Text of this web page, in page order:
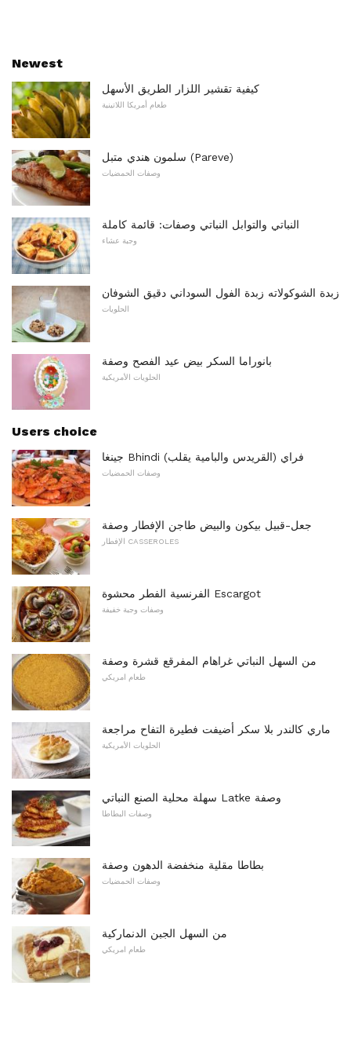
Newest
كيفية تقشير اللزار الطريق الأسهل
طعام أمريكا اللاتينية
سلمون هندي متبل (Pareve)
وصفات الحمضيات
النباتي والتوابل النباتي وصفات: قائمة كاملة
وجبة عشاء
زبدة الشوكولاته زبدة الفول السوداني دقيق الشوفان
الحلويات
بانوراما السكر بيض عيد الفصح وصفة
الحلويات الأمريكية
Users choice
جينغا Bhindi فراي (القريدس والبامية يقلب)
وصفات الحمضيات
جعل-قبيل بيكون والبيض طاجن الإفطار وصفة
الإفطار CASSEROLES
الفرنسية الفطر محشوة Escargot
وصفات وجبة خفيفة
من السهل النباتي غراهام المفرقع قشرة وصفة
طعام امريكي
ماري كالندر بلا سكر أضيفت فطيرة التفاح مراجعة
الحلويات الأمريكية
سهلة محلية الصنع النباتي Latke وصفة
وصفات البطاطا
بطاطا مقلية منخفضة الدهون وصفة
وصفات الحمضيات
من السهل الجبن الدنماركية
طعام امريكي